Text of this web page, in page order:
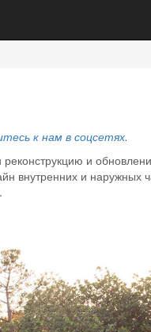
к нам в соцсетях.
и
внутренних и наружных